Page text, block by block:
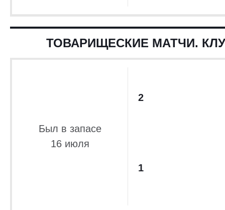
ТОВАРИЩЕСКИЕ МАТЧИ.
Был в запасе
16 июля
2
1